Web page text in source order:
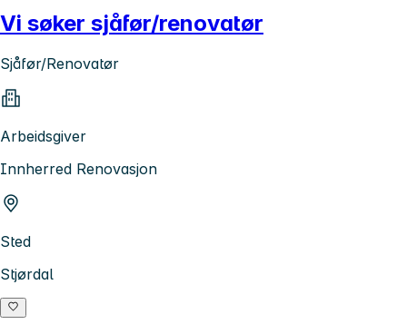
Vi søker sjåfør/renovatør
Sjåfør/Renovatør
Arbeidsgiver
Innherred Renovasjon
Sted
Stjørdal